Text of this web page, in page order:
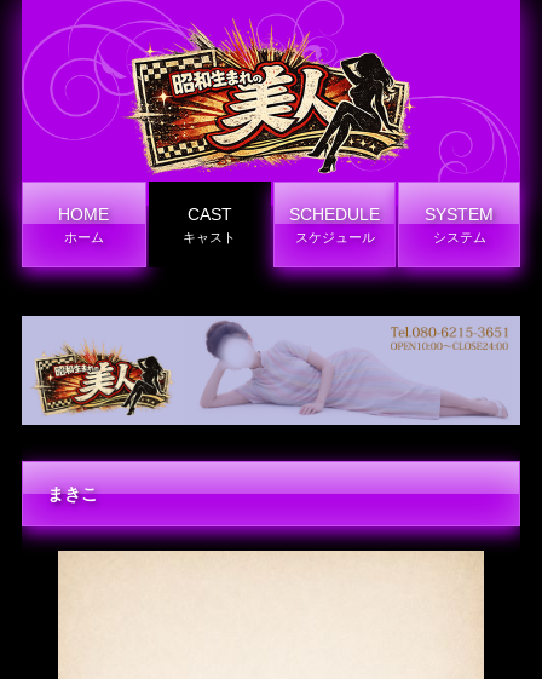
HOME
ホーム
CAST
キャスト
SCHEDULE
スケジュール
SYSTEM
システム
まきこ